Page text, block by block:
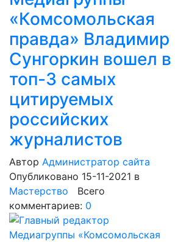
«Комсомольская
правда» Владимир
Сунгоркин вошел в
топ-3 самых
цитируемых
российских
журналистов
Автор Администратор сайта
Опубликовано 15-11-2021 в
Мастерство Всего
комментариев: 0